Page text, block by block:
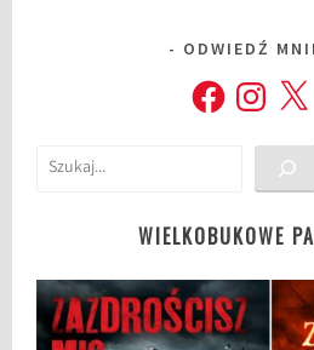
ODWIEDŹ
FacebookInstagram
X
Szukaj
WIELKOBUKOWE